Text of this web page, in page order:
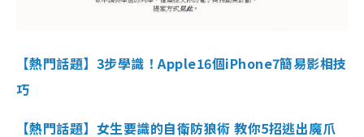
【熱門話題】3步學識！Apple16個iPhone7簡易影相技
巧
【熱門話題】女生要識的自衛防狼術 教你5招逃出魔爪